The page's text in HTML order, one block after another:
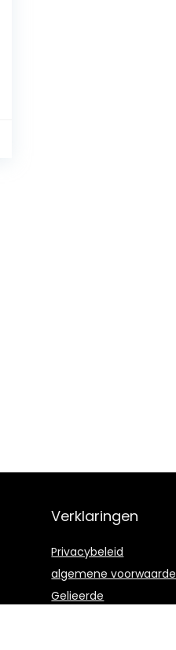
Verklaringen
Privacybeleid
algemene
Gelieerde